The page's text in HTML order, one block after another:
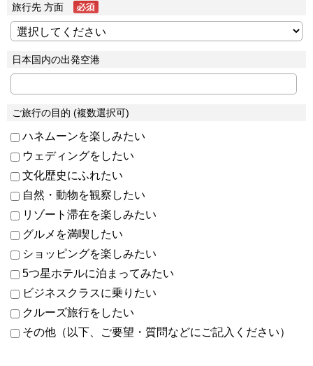
旅行先 方面
日本国内の出発空港
ご旅行の目的 (複数選択可)
ハネムーンを楽しみたい
ウェディングをしたい
文化歴史にふれたい
自然・動物を観察したい
リゾート滞在を楽しみたい
グルメを満喫したい
ショッピングを楽しみたい
5つ星ホテルに泊まってみたい
ビジネスクラスに乗りたい
クルーズ旅行をしたい
その他（以下、ご要望・質問などにご記入ください）